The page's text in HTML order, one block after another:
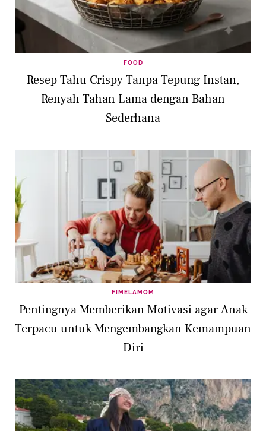
FOOD
Resep Tahu Crispy Tanpa Tepung Instan,
Renyah Tahan Lama dengan Bahan
Sederhana
FIMELAMOM
Pentingnya Memberikan Motivasi agar Anak
Terpacu untuk Mengembangkan Kemampuan
Diri